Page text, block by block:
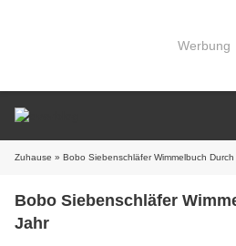
Werbung
Zuhause » Bobo Siebenschläfer Wimmelbuch
Bobo Siebenschläfer
Jahr